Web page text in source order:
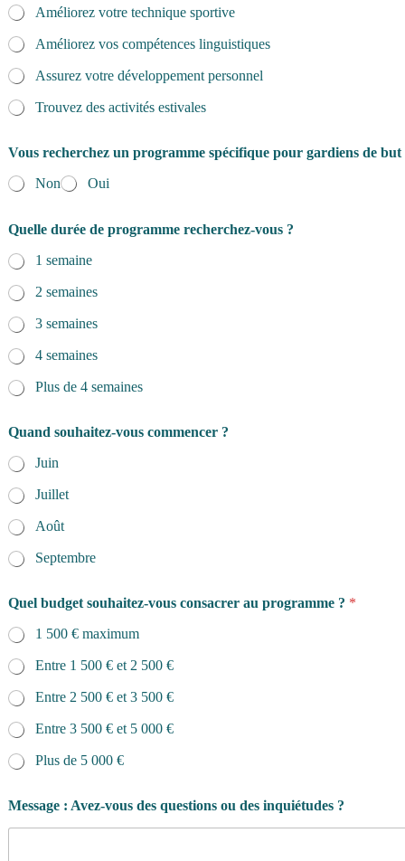
Améliorez votre technique sportive
Améliorez vos compétences linguistiques
Assurez votre développement personnel
Trouvez des activités estivales
Vous recherchez un programme spécifique pour gardiens de but
Non
Oui
Quelle durée de programme recherchez-vous ?
1 semaine
2 semaines
3 semaines
4 semaines
Plus de 4 semaines
Quand souhaitez-vous commencer ?
Juin
Juillet
Août
Septembre
Quel budget souhaitez-vous consacrer au programme ? *
1 500 € maximum
Entre 1 500 € et 2 500 €
Entre 2 500 € et 3 500 €
Entre 3 500 € et 5 000 €
Plus de 5 000 €
Message : Avez-vous des questions ou des inquiétudes ?